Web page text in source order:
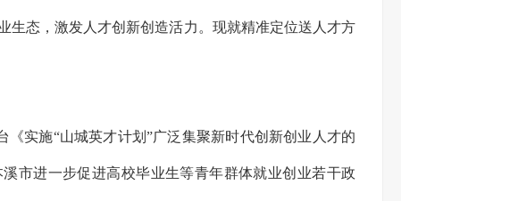
生态，激发人才创新创造活力。现就精准定位送人才方
实施“山城英才计划”广泛集聚新时代创新创业人才的
市进一步促进高校毕业生等青年群体就业创业若干政